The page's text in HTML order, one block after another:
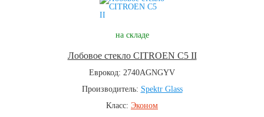
на складе
Лобовое стекло CITROEN C5 II
Еврокод: 2740AGNGYV
Производитель: Spektr Glass
Класс: Эконом